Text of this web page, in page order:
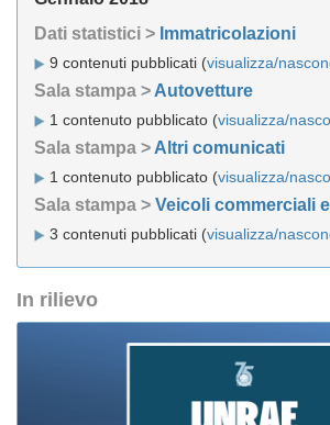
Dati statistici > Immatricolazioni
9 contenuti pubblicati (visualizza/
Sala stampa > Autovetture
1 contenuto pubblicato (visualizza/
Sala stampa > Altri comunicati
1 contenuto pubblicato (visualizza/
Sala stampa > Veicoli commerciali
3 contenuti pubblicati (visualizza/
In rilievo